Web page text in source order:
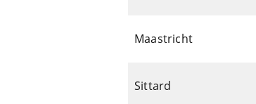
Maastricht
Sittard